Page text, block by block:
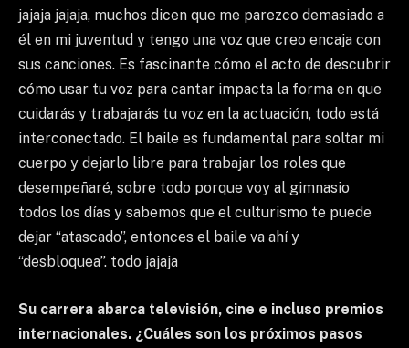
jajaja jajaja, muchos dicen que me parezco demasiado a
él en mi juventud y tengo una voz que creo encaja con
sus canciones. Es fascinante cómo el acto de descubrir
cómo usar tu voz para cantar impacta la forma en que
cuidarás y trabajarás tu voz en la actuación, todo está
interconectado. El baile es fundamental para soltar mi
cuerpo y dejarlo libre para trabajar los roles que
desempeñaré, sobre todo porque voy al gimnasio
todos los días y sabemos que el culturismo te puede
dejar “atascado”, entonces el baile va ahí y
“desbloquea”. todo jajaja
Su carrera abarca televisión, cine e incluso premios
internacionales. ¿Cuáles son los próximos pasos